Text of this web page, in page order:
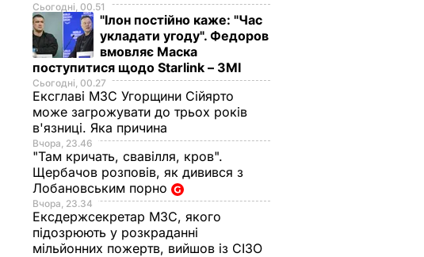
Сьогодні, 00.51
"Ілон постійно каже: "Час
укладати угоду". Федоров
вмовляє Маска
поступитися щодо Starlink – ЗМІ
Сьогодні, 00.27
Ексглаві МЗС Угорщини Сійярто
може загрожувати до трьох років
в'язниці. Яка причина
Вчора, 23.46
"Там кричать, свавілля, кров".
Щербачов розповів, як дивився з
Лобановським порно
Вчора, 23.34
Ексдержсекретар МЗС, якого
підозрюють у розкраданні
мільйонних пожертв, вийшов із СІЗО